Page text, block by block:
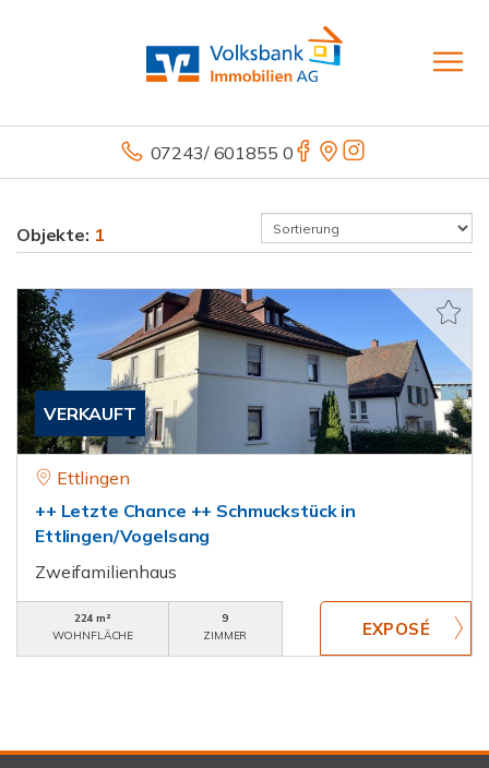
07243/ 601855 0
Objekte: 1
VERKAUFT
Ettlingen
++ Letzte Chance ++ Schmuckstück in
Ettlingen/Vogelsang
Zweifamilienhaus
224 m²
WOHNFLÄCHE
9
ZIMMER